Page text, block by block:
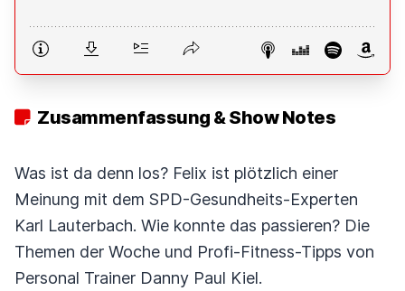
Zusammenfassung & Show Notes
Was ist da denn los? Felix ist plötzlich einer
Meinung mit dem SPD-Gesundheits-Experten
Karl Lauterbach. Wie konnte das passieren? Die
Themen der Woche und Profi-Fitness-Tipps von
Personal Trainer Danny Paul Kiel.